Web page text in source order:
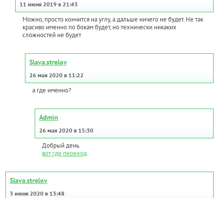
11 июня 2019 в 21:43
Можно, просто кончится на углу, а дальше ничего не будет. Не так
красиво именно по бокам будет, но технически никаких
сложностей не будет
Slava.strelov
26 мая 2020 в 11:22
а где именно?
Admin
26 мая 2020 в 15:30
Добрый день.
вот где переход
Slava.strelov
3 июня 2020 в 13:48